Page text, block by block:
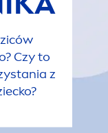
Czy to
z